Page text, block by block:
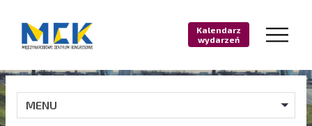
Kalendarz
wydarzeń
MENU